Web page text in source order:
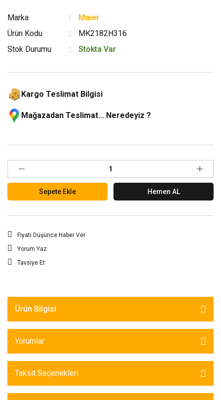
Marka
Maier
Ürün Kodu
MK2182H316
Stok Durumu
Stokta Var
Kargo Teslimat Bilgisi
Mağazadan Teslimat... Neredeyiz ?
Sepete Ekle Hemen AL
Fiyatı Düşünce Haber Ver
Yorum Yaz
Tavsiye Et
Ürün Bilgisi
Yorumlar
Taksit Seçenekleri